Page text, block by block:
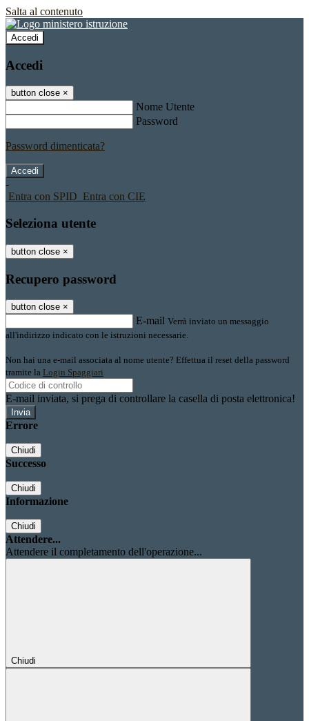
Salta al contenuto
Accedi
Accedi
button close ×
Nome Utente
Password
Password dimenticata?
-
Entra con SPID Entra con CIE
Seleziona utente
button close ×
Recupero password
button close ×
E-mail Verrà inviato un messaggio
all'indirizzo indicato con le istruzioni necessarie.
Non hai una e-mail associata al nome utente? Effettua il reset della password
tramite la Login Spaggiari
E-mail inviata, si prega di controllare la casella di posta elettronica!
Errore
Chiudi
Successo
Chiudi
Informazione
Chiudi
Attendere...
Attendere il completamento dell'operazione...
Chiudi